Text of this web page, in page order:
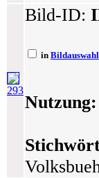
293
Bild-ID:
in Bildauswahl
Nutzung: